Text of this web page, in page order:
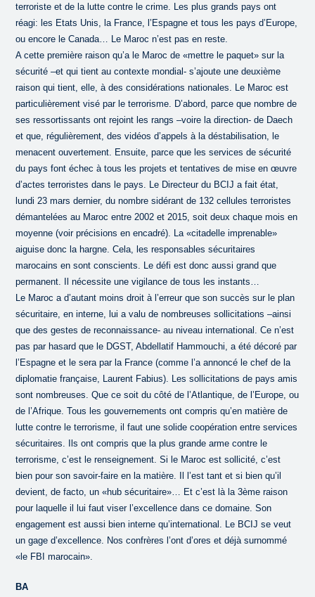
terroriste et de la lutte contre le crime. Les plus grands pays ont
réagi: les Etats Unis, la France, l’Espagne et tous les pays d’Europe,
ou encore le Canada… Le Maroc n’est pas en reste.
A cette première raison qu’a le Maroc de «mettre le paquet» sur la
sécurité –et qui tient au contexte mondial- s’ajoute une deuxième
raison qui tient, elle, à des considérations nationales. Le Maroc est
particulièrement visé par le terrorisme. D’abord, parce que nombre de
ses ressortissants ont rejoint les rangs –voire la direction- de Daech
et que, régulièrement, des vidéos d’appels à la déstabilisation, le
menacent ouvertement. Ensuite, parce que les services de sécurité
du pays font échec à tous les projets et tentatives de mise en œuvre
d’actes terroristes dans le pays. Le Directeur du BCIJ a fait état,
lundi 23 mars dernier, du nombre sidérant de 132 cellules terroristes
démantelées au Maroc entre 2002 et 2015, soit deux chaque mois en
moyenne (voir précisions en encadré). La «citadelle imprenable»
aiguise donc la hargne. Cela, les responsables sécuritaires
marocains en sont conscients. Le défi est donc aussi grand que
permanent. Il nécessite une vigilance de tous les instants…
Le Maroc a d’autant moins droit à l’erreur que son succès sur le plan
sécuritaire, en interne, lui a valu de nombreuses sollicitations –ainsi
que des gestes de reconnaissance- au niveau international. Ce n’est
pas par hasard que le DGST, Abdellatif Hammouchi, a été décoré par
l’Espagne et le sera par la France (comme l’a annoncé le chef de la
diplomatie française, Laurent Fabius). Les sollicitations de pays amis
sont nombreuses. Que ce soit du côté de l’Atlantique, de l’Europe, ou
de l’Afrique. Tous les gouvernements ont compris qu’en matière de
lutte contre le terrorisme, il faut une solide coopération entre services
sécuritaires. Ils ont compris que la plus grande arme contre le
terrorisme, c’est le renseignement. Si le Maroc est sollicité, c’est
bien pour son savoir-faire en la matière. Il l’est tant et si bien qu’il
devient, de facto, un «hub sécuritaire»… Et c’est là la 3ème raison
pour laquelle il lui faut viser l’excellence dans ce domaine. Son
engagement est aussi bien interne qu’international. Le BCIJ se veut
un gage d’excellence. Nos confrères l’ont d’ores et déjà surnommé
«le FBI marocain».
BA